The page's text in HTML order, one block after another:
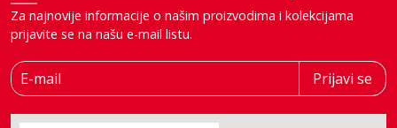
Za najnovije informacije o našim proizvodima i kolekcijama
prijavite se na našu e-mail listu.
E-mail Prijavi se